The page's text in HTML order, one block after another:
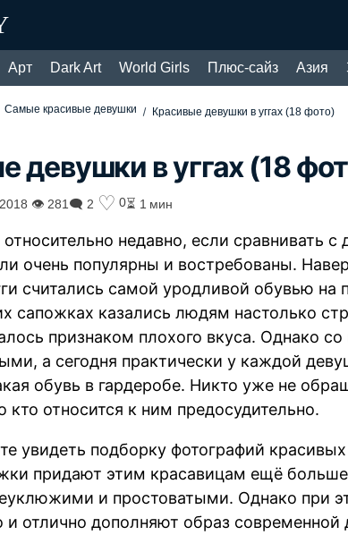
Арт Dark Art World Girls Плюс-сайз Азия
Самые красивые девушки Красивые девушки в уггах (18 фото)
девушки в уггах (18
👁 281 🗨 2 ♡ 0⏳ 1 мин
относительно недавно, если сравнивать
очень популярны и востребованы.
считались самой уродливой обувью на
сапожках казались людям настолько
признаком плохого вкуса. Однако
а сегодня практически у каждой
обувь в гардеробе. Никто уже не
кто относится к ним предосудительно.
увидеть подборку фотографий
придают этим красавицам ещё больше
и простоватыми. Однако при
и отлично дополняют образ